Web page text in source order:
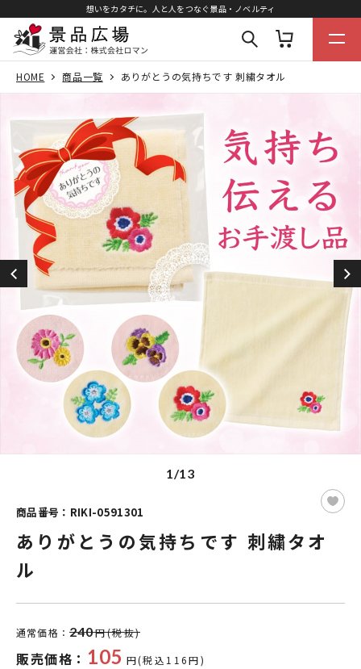
想いをカタチに。人と人をつなぐ景品・ノベルティ
HOME 商品一覧 ありがとうの気持ちです 刺繍タオル
1/13
商品番号：RIKI-0591301
ありがとうの気持ちです 刺繍タオ
ル
通常価格： 240円(税抜)
販売価格： 105 円(税込116円)